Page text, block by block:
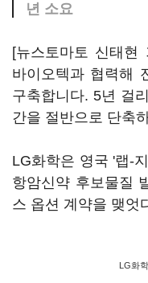
년 소요
[뉴스토마토 신태현
바이오텍과 협력해
구축합니다. 5년 걸
간을 절반으로 단축
LG화학은 영국 '랩-
항암신약 후보물질
스 옵션 계약을 맺엇
LG화